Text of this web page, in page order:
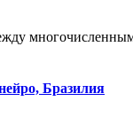
Бразилия